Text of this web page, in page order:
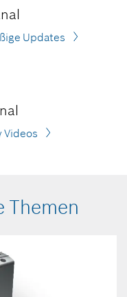
Updates
Videos
Themen